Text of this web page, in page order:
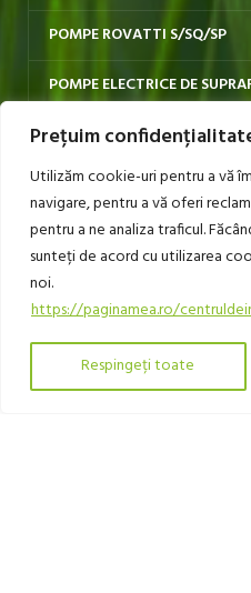
Prețuim
Utilizăm cookie-uri pentru a vă
navigare, pentru a vă oferi
pentru a ne analiza traficul.
sunteți de acord cu utilizarea
noi.
https://paginamea.ro/
Respingeți toate
POMPE ROVATTI S/SQ/SP
POMPE ELECTRICE DE
ASPERSOARE MICI
TREPIEZI, ACCESORII,
ASPERSOARE INGROPATE (
GOLF )
CUPLAJE ELASTICE
POMPE CAPRARI SCC2
Filtre
Lista de dorințe
0
Coș
Contul meu
Contact
Open